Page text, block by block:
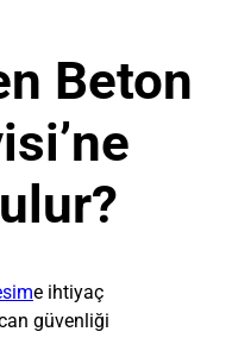
Beton
e ihtiyaç
güvenliği